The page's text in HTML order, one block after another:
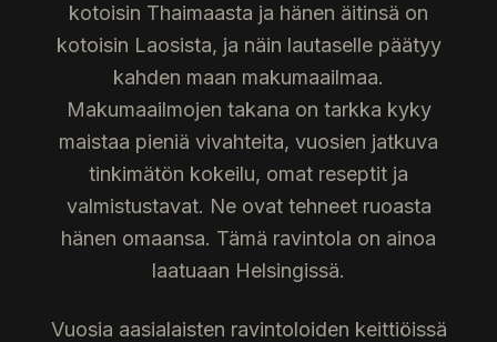
kotoisin Thaimaasta ja hänen äitinsä on
kotoisin Laosista, ja näin lautaselle päätyy
kahden maan makumaailmaa.
Makumaailmojen takana on tarkka kyky
maistaa pieniä vivahteita, vuosien jatkuva
tinkimätön kokeilu, omat reseptit ja
valmistustavat. Ne ovat tehneet ruoasta
hänen omaansa. Tämä ravintola on ainoa
laatuaan Helsingissä.
Vuosia aasialaisten ravintoloiden keittiöissä